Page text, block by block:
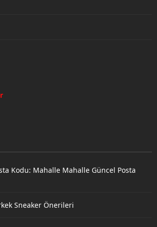
Kodu: Mahalle Mahalle Güncel Posta
Sneaker Önerileri